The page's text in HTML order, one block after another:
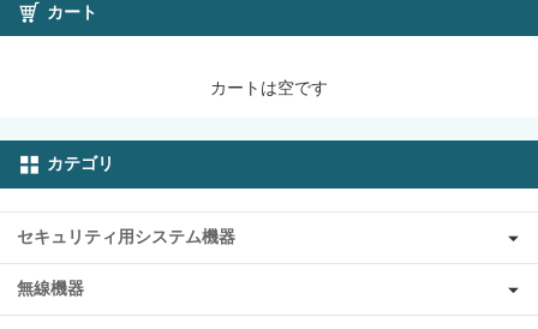
カート
カートは空です
カテゴリ
セキュリティ用システム機器
無線機器